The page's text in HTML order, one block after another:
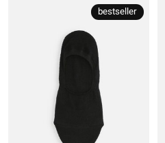
bestseller